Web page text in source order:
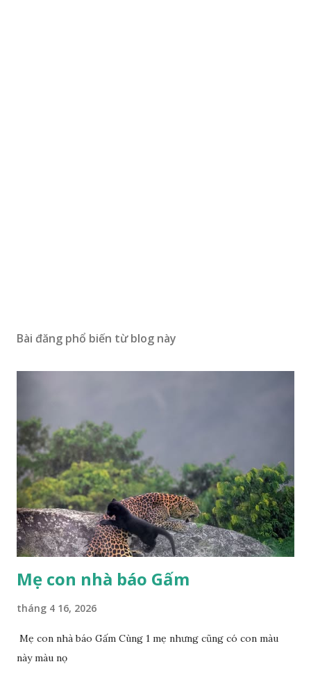
Bài đăng phổ biến từ blog này
Mẹ con nhà báo Gấm
tháng 4 16, 2026
Mẹ con nhà báo Gấm Cùng 1 mẹ nhưng cũng có con màu
này màu nọ